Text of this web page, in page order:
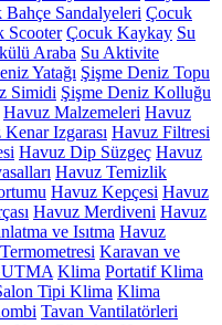
Bahçe Sandalyeleri Çocuk
Scooter Çocuk Kaykay Su
Araba Su Aktivite
Yatağı Şişme Deniz Topu
Simidi Şişme Deniz Kolluğu
Havuz Malzemeleri Havuz
Izgarası Havuz Filtresi
Havuz Dip Süzgeç Havuz
Havuz Temizlik
Havuz Kepçesi Havuz
Havuz Merdiveni Havuz
ve Isıtma Havuz
Karavan ve
Klima Portatif Klima
Tipi Klima Klima
Tavan Vantilatörleri